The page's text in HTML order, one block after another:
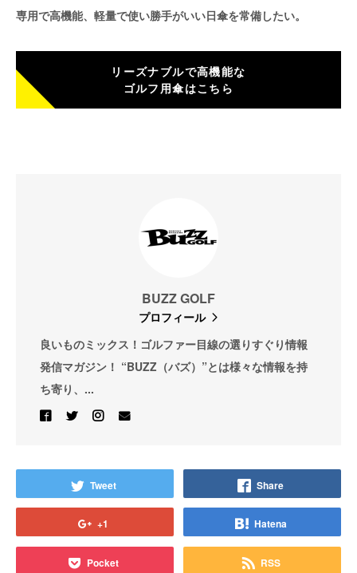
専用で高機能、軽量で使い勝手がいい日傘を常備したい。
リーズナブルで高機能な
ゴルフ用傘はこちら
BUZZ GOLF
プロフィール
良いものミックス！ゴルファー目線の選りすぐり情報
発信マガジン！ “BUZZ（バズ）”とは様々な情報を持
ち寄り、...
Tweet Share
+1 Hatena
Pocket RSS